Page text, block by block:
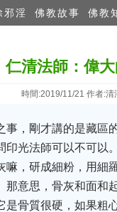
邪淫 佛教故事 佛教
仁清法師：偉
時間:2019/11/21 作者:清
事，剛才講的是藏
光法師可以不可以
，研成細粉，用細
意思，骨灰和面
骨質很硬，如果粗